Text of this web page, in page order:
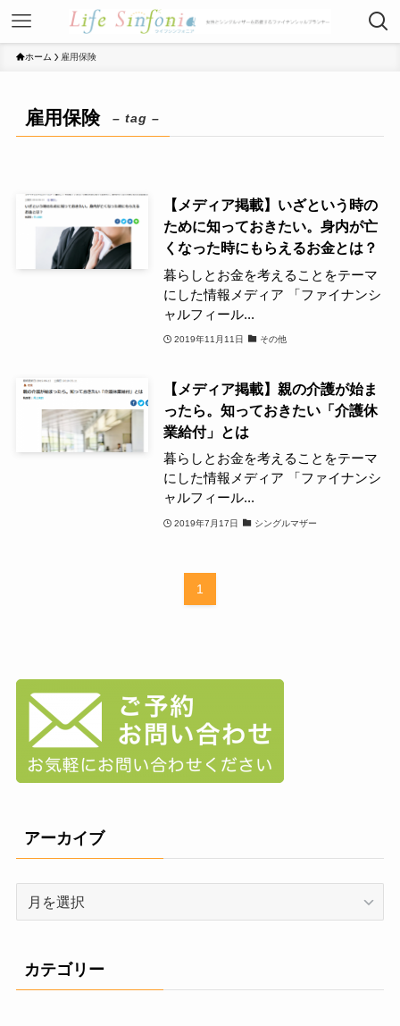
ホーム 雇用保険
雇用保険 – tag –
【メディア掲載】いざという時の
ために知っておきたい。身内が亡
くなった時にもらえるお金とは？
暮らしとお金を考えることをテーマ
にした情報メディア 「ファイナンシ
ャルフィール...
2019年11月11日 その他
【メディア掲載】親の介護が始ま
ったら。知っておきたい「介護休
業給付」とは
暮らしとお金を考えることをテーマ
にした情報メディア 「ファイナンシ
ャルフィール...
2019年7月17日 シングルマザー
1
アーカイブ
ブ
カテゴリー